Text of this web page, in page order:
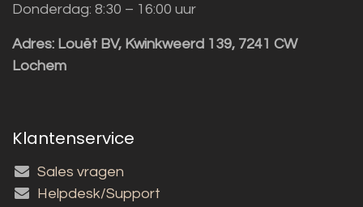
Donderdag: 8:30 – 16:00 uur
Adres: Louët BV, Kwinkweerd 139, 7241 CW
Lochem
Klantenservice
Sales vragen
Helpdesk/Support